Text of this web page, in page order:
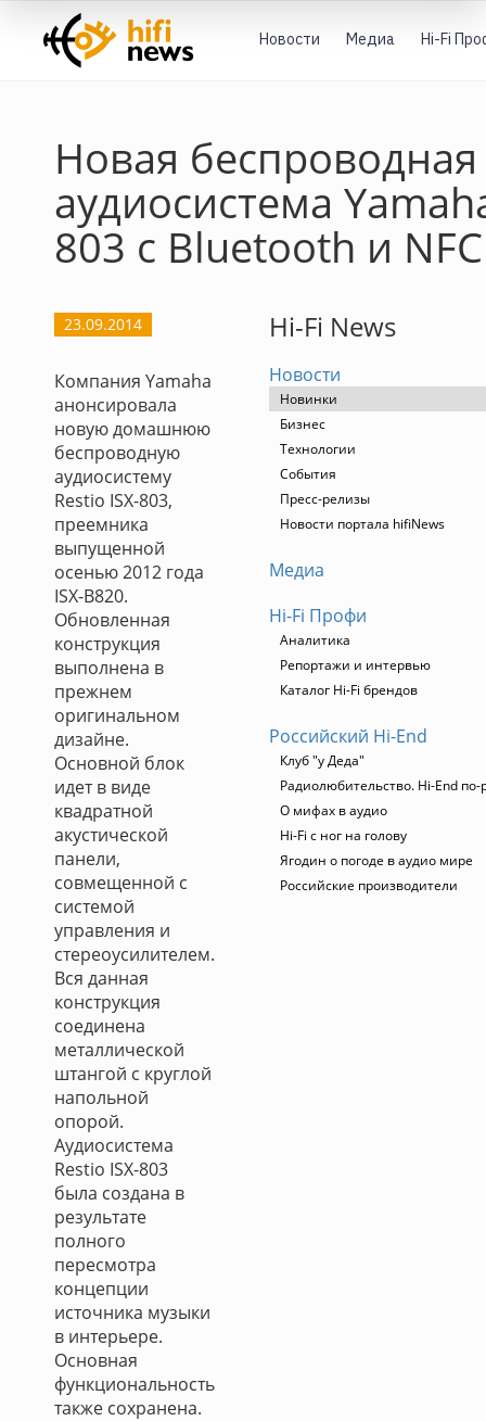
Новости Медиа Hi-Fi
Новая беспроводная
аудиосистема
803 с Bluetooth и NFC
23.09.2014
Компания Yamaha
анонсировала
новую домашнюю
беспроводную
аудиосистему
Restio ISX-803,
преемника
выпущенной
осенью 2012 года
ISX-B820.
Обновленная
конструкция
выполнена в
прежнем
оригинальном
дизайне.
Основной блок
идет в виде
квадратной
акустической
панели,
совмещенной с
системой
управления и
стереоусилителем.
Вся данная
конструкция
соединена
металлической
штангой с круглой
напольной
опорой.
Аудиосистема
Restio ISX-803
была создана в
результате
полного
пересмотра
концепции
источника музыки
в интерьере.
Основная
функциональность
также сохранена.
Hi-Fi News
Новости
Новинки
Бизнес
Технологии
События
Пресс-релизы
Новости портала hifiNews
Медиа
Hi-Fi Профи
Аналитика
Репортажи и интервью
Каталог Hi-Fi брендов
Российский Hi-End
Клуб "у Деда"
Радиолюбительство. Hi-End по-
О мифах в аудио
Hi-Fi с ног на голову
Ягодин о погоде в аудио мире
Российские производители